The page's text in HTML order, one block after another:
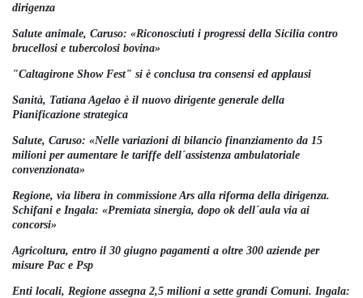
dirigenza
Salute animale, Caruso: «Riconosciuti i progressi della Sicilia contro
brucellosi e tubercolosi bovina»
"Caltagirone Show Fest" si è conclusa tra consensi ed applausi
Sanità, Tatiana Agelao è il nuovo dirigente generale della
Pianificazione strategica
Salute, Caruso: «Nelle variazioni di bilancio finanziamento da 15
milioni per aumentare le tariffe dell´assistenza ambulatoriale
convenzionata»
Regione, via libera in commissione Ars alla riforma della dirigenza.
Schifani e Ingala: «Premiata sinergia, dopo ok dell´aula via ai
concorsi»
Agricoltura, entro il 30 giugno pagamenti a oltre 300 aziende per
misure Pac e Psp
Enti locali, Regione assegna 2,5 milioni a sette grandi Comuni. Ingala: